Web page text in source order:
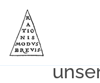
Einfache